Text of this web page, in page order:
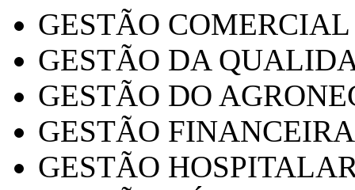
GESTÃO COMERCIAL
GESTÃO DA
GESTÃO DO
GESTÃO FINANCEIRA
GESTÃO